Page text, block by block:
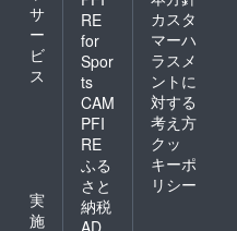
サ
ー
ビ
ス
実
施
RE
for
Spor
ts
CAM
PFI
RE
ふる
さと
納税
AD
カスタ
マーハ
ラスメ
ントに
対する
考え方
クッ
キーポ
リシー